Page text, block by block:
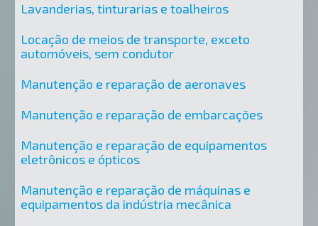
Lavanderias, tinturarias e toalheiros
Locação de meios de transporte, exceto
automóveis, sem condutor
Manutenção e reparação de aeronaves
Manutenção e reparação de embarcações
Manutenção e reparação de equipamentos
eletrônicos e ópticos
Manutenção e reparação de máquinas e
equipamentos da indústria mecânica